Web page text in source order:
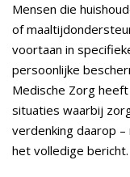
Mensen die
of
voortaan in
persoonlijke
Medische Zorg
situaties waarbij
verdenking daarop
het volledige bericht.